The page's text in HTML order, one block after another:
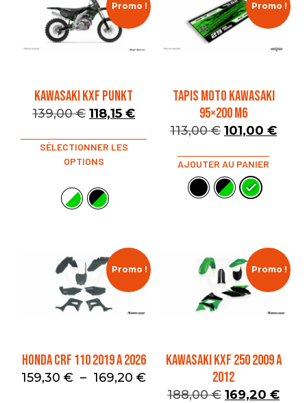
Promo !
KAWASAKI KXF PUNKT
139,00€ 118,15 €
SÉLECTIONNER LES
OPTIONS
Promo !
TAPIS MOTO KAWASAKI
95×200 M6
113,00€ 101,00 €
AJOUTER AU PANIER
Promo !
HONDA CRF 110 2019 A 2026
159,30 € – 169,20 €
Promo !
KAWASAKI KXF 250 2009 A
2012
188,00€ 169,20 €